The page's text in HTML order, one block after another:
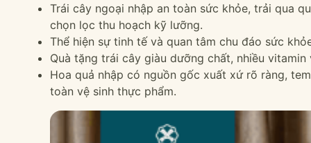
Trái cây ngoại nhập an toàn sức khỏe, trải qua
chọn lọc thu hoạch kỹ lưỡng.
Thể hiện sự tinh tế và quan tâm chu đáo sức
Quà tặng trái cây giàu dưỡng chất, nhiều
Hoa quả nhập có nguồn gốc xuất xứ rõ ràng,
toàn vệ sinh thực phẩm.